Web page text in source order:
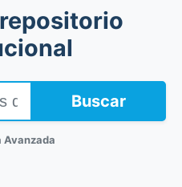
Buscar
Avanzada